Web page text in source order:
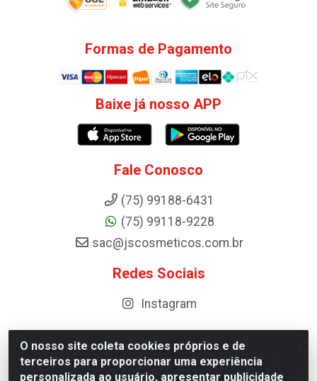
O nosso site coleta cookies próprios e de
terceiros para proporcionar uma experiência
personalizada ao usuário, apresentar publicidade
Formas de Pagamento
Baixe já nosso APP
Fale Conosco
(75) 99188-6431
(75) 99118-9228
sac@jscosmeticos.com.br
Redes Sociais
Instagram
Distribuidora de Cosméticos Antoneto LTDA - BA-052,
km 87 - Industrial, Ipirá - BA, 44600-000 - CNPJ